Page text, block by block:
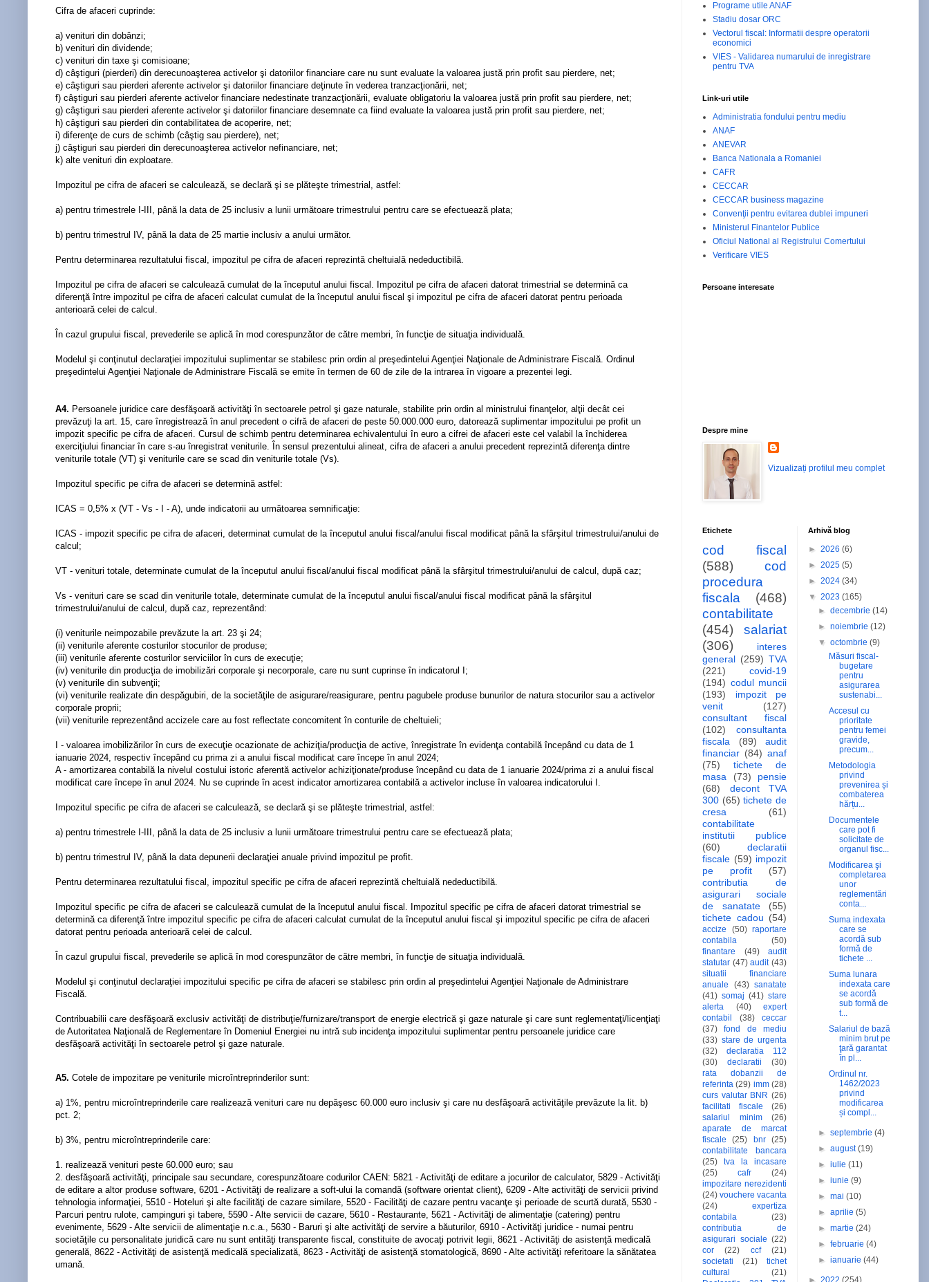
Cifra de afaceri cuprinde:
a) venituri din dobânzi;
b) venituri din dividende;
c) venituri din taxe şi comisioane;
d) câştiguri (pierderi) din derecunoaşterea activelor şi datoriilor financiare care nu sunt evaluate la valoarea justă prin profit sau pierdere, net;
e) câştiguri sau pierderi aferente activelor şi datoriilor financiare deţinute în vederea tranzacţionării, net;
f) câştiguri sau pierderi aferente activelor financiare nedestinate tranzacţionării, evaluate obligatoriu la valoarea justă prin profit sau pierdere, net;
g) câştiguri sau pierderi aferente activelor şi datoriilor financiare desemnate ca fiind evaluate la valoarea justă prin profit sau pierdere, net;
h) câştiguri sau pierderi din contabilitatea de acoperire, net;
i) diferenţe de curs de schimb (câştig sau pierdere), net;
j) câştiguri sau pierderi din derecunoaşterea activelor nefinanciare, net;
k) alte venituri din exploatare.
Impozitul pe cifra de afaceri se calculează, se declară şi se plăteşte trimestrial, astfel:
a) pentru trimestrele I-III, până la data de 25 inclusiv a lunii următoare trimestrului pentru care se efectuează plata;
b) pentru trimestrul IV, până la data de 25 martie inclusiv a anului următor.
Pentru determinarea rezultatului fiscal, impozitul pe cifra de afaceri reprezintă cheltuială nedeductibilă.
Impozitul pe cifra de afaceri se calculează cumulat de la începutul anului fiscal. Impozitul pe cifra de afaceri datorat trimestrial se determină ca
diferenţă între impozitul pe cifra de afaceri calculat cumulat de la începutul anului fiscal şi impozitul pe cifra de afaceri datorat pentru perioada
anterioară celei de calcul.
În cazul grupului fiscal, prevederile se aplică în mod corespunzător de către membri, în funcţie de situaţia individuală.
Modelul şi conţinutul declaraţiei impozitului suplimentar se stabilesc prin ordin al preşedintelui Agenţiei Naţionale de Administrare Fiscală. Ordinul
preşedintelui Agenţiei Naţionale de Administrare Fiscală se emite în termen de 60 de zile de la intrarea în vigoare a prezentei legi.
A4. Persoanele juridice care desfăşoară activităţi în sectoarele petrol şi gaze naturale, stabilite prin ordin al ministrului finanţelor, alţii decât cei
prevăzuţi la art. 15, care înregistrează în anul precedent o cifră de afaceri de peste 50.000.000 euro, datorează suplimentar impozitului pe profit un
impozit specific pe cifra de afaceri. Cursul de schimb pentru determinarea echivalentului în euro a cifrei de afaceri este cel valabil la închiderea
exerciţiului financiar în care s-au înregistrat veniturile. În sensul prezentului alineat, cifra de afaceri a anului precedent reprezintă diferenţa dintre
veniturile totale (VT) şi veniturile care se scad din veniturile totale (Vs).
Impozitul specific pe cifra de afaceri se determină astfel:
ICAS = 0,5% x (VT - Vs - I - A), unde indicatorii au următoarea semnificaţie:
ICAS - impozit specific pe cifra de afaceri, determinat cumulat de la începutul anului fiscal/anului fiscal modificat până la sfârşitul trimestrului/anului de
calcul;
VT - venituri totale, determinate cumulat de la începutul anului fiscal/anului fiscal modificat până la sfârşitul trimestrului/anului de calcul, după caz;
Vs - venituri care se scad din veniturile totale, determinate cumulat de la începutul anului fiscal/anului fiscal modificat până la sfârşitul
trimestrului/anului de calcul, după caz, reprezentând:
(i) veniturile neimpozabile prevăzute la art. 23 şi 24;
(ii) veniturile aferente costurilor stocurilor de produse;
(iii) veniturile aferente costurilor serviciilor în curs de execuţie;
(iv) veniturile din producţia de imobilizări corporale şi necorporale, care nu sunt cuprinse în indicatorul I;
(v) veniturile din subvenţii;
(vi) veniturile realizate din despăgubiri, de la societăţile de asigurare/reasigurare, pentru pagubele produse bunurilor de natura stocurilor sau a activelor
corporale proprii;
(vii) veniturile reprezentând accizele care au fost reflectate concomitent în conturile de cheltuieli;
I - valoarea imobilizărilor în curs de execuţie ocazionate de achiziţia/producţia de active, înregistrate în evidenţa contabilă începând cu data de 1
ianuarie 2024, respectiv începând cu prima zi a anului fiscal modificat care începe în anul 2024;
A - amortizarea contabilă la nivelul costului istoric aferentă activelor achiziţionate/produse începând cu data de 1 ianuarie 2024/prima zi a anului fiscal
modificat care începe în anul 2024. Nu se cuprinde în acest indicator amortizarea contabilă a activelor incluse în valoarea indicatorului I.
Impozitul specific pe cifra de afaceri se calculează, se declară şi se plăteşte trimestrial, astfel:
a) pentru trimestrele I-III, până la data de 25 inclusiv a lunii următoare trimestrului pentru care se efectuează plata;
b) pentru trimestrul IV, până la data depunerii declaraţiei anuale privind impozitul pe profit.
Pentru determinarea rezultatului fiscal, impozitul specific pe cifra de afaceri reprezintă cheltuială nedeductibilă.
Impozitul specific pe cifra de afaceri se calculează cumulat de la începutul anului fiscal. Impozitul specific pe cifra de afaceri datorat trimestrial se
determină ca diferenţă între impozitul specific pe cifra de afaceri calculat cumulat de la începutul anului fiscal şi impozitul specific pe cifra de afaceri
datorat pentru perioada anterioară celei de calcul.
În cazul grupului fiscal, prevederile se aplică în mod corespunzător de către membri, în funcţie de situaţia individuală.
Modelul şi conţinutul declaraţiei impozitului specific pe cifra de afaceri se stabilesc prin ordin al preşedintelui Agenţiei Naţionale de Administrare
Fiscală.
Contribuabilii care desfăşoară exclusiv activităţi de distribuţie/furnizare/transport de energie electrică şi gaze naturale şi care sunt reglementaţi/licenţiaţi
de Autoritatea Naţională de Reglementare în Domeniul Energiei nu intră sub incidenţa impozitului suplimentar pentru persoanele juridice care
desfăşoară activităţi în sectoarele petrol şi gaze naturale.
A5. Cotele de impozitare pe veniturile microîntreprinderilor sunt:
a) 1%, pentru microîntreprinderile care realizează venituri care nu depăşesc 60.000 euro inclusiv şi care nu desfăşoară activităţile prevăzute la lit. b)
pct. 2;
b) 3%, pentru microîntreprinderile care:
1. realizează venituri peste 60.000 euro; sau
2. desfăşoară activităţi, principale sau secundare, corespunzătoare codurilor CAEN: 5821 - Activităţi de editare a jocurilor de calculator, 5829 - Activităţi
de editare a altor produse software, 6201 - Activităţi de realizare a soft-ului la comandă (software orientat client), 6209 - Alte activităţi de servicii privind
tehnologia informaţiei, 5510 - Hoteluri şi alte facilităţi de cazare similare, 5520 - Facilităţi de cazare pentru vacanţe şi perioade de scurtă durată, 5530 -
Parcuri pentru rulote, campinguri şi tabere, 5590 - Alte servicii de cazare, 5610 - Restaurante, 5621 - Activităţi de alimentaţie (catering) pentru
evenimente, 5629 - Alte servicii de alimentaţie n.c.a., 5630 - Baruri şi alte activităţi de servire a băuturilor, 6910 - Activităţi juridice - numai pentru
societăţile cu personalitate juridică care nu sunt entităţi transparente fiscal, constituite de avocaţi potrivit legii, 8621 - Activităţi de asistenţă medicală
generală, 8622 - Activităţi de asistenţă medicală specializată, 8623 - Activităţi de asistenţă stomatologică, 8690 - Alte activităţi referitoare la sănătatea
umană.
Programe utile ANAF
Stadiu dosar ORC
Vectorul fiscal: Informatii despre operatorii
economici
VIES - Validarea numarului de inregistrare
pentru TVA
Link-uri utile
Administratia fondului pentru mediu
ANAF
ANEVAR
Banca Nationala a Romaniei
CAFR
CECCAR
CECCAR business magazine
Convenţii pentru evitarea dublei impuneri
Ministerul Finantelor Publice
Oficiul National al Registrului Comertului
Verificare VIES
Persoane interesate
Despre mine
Vizualizați profilul meu complet
Etichete
cod fiscal
(588)
cod
procedura
fiscala
(468)
contabilitate
(454)
salariat
(306)
interes
general (259) TVA
(221)
covid-19
(194) codul muncii
(193)
impozit pe
venit
(127)
consultant fiscal
(102)
consultanta
fiscala
(89)
audit
financiar (84) anaf
(75)
tichete de
masa
(73)
pensie
(68)
decont TVA
300 (65) tichete de
cresa
(61)
contabilitate
institutii publice
(60)
declaratii
fiscale (59) impozit
pe profit
(57)
contributia de
asigurari sociale
de sanatate
(55)
tichete cadou (54)
accize (50) raportare
contabila
(50)
finantare
(49)
audit
statutar (47) audit (43)
situatii financiare
anuale
(43) sanatate
(41) somaj (41) stare
alerta
(40)
expert
contabil
(38)
ceccar
(37)
fond de mediu
(33) stare de urgenta
(32)
declaratia 112
(30)
declaratii
(30)
rata dobanzii de
referinta (29) imm (28)
curs valutar BNR (26)
facilitati fiscale
(26)
salariul minim
(26)
aparate de marcat
fiscale
(25) bnr (25)
contabilitate bancara
(25)
tva la incasare
(25)
cafr
(24)
impozitare nerezidenti
(24) vouchere vacanta
(24)
expertiza
contabila
(23)
contributia de
asigurari sociale (22)
cor
(22) ccf
(21)
societati
(21)
tichet
cultural
(21)
Arhivă blog
► 2026 (6)
► 2025 (5)
► 2024 (34)
▼ 2023 (165)
►decembrie(14)
►noiembrie(12)
▼octombrie(9)
Măsuri fiscal-
bugetare
pentru
asigurarea
sustenabi...
Accesul cu
prioritate
pentru femei
gravide,
precum...
Metodologia
privind
prevenirea și
combaterea
hărțu...
Documentele
care pot fi
solicitate de
organul fisc...
Modificarea şi
completarea
unor
reglementări
conta...
Suma indexata
care se
acordă sub
formă de
tichete ...
Suma lunara
indexata care
se acordă
sub formă de
t...
Salariul de bază
minim brut pe
ţară garantat
în pl...
Ordinul nr.
1462/2023
privind
modificarea
și compl...
►septembrie(4)
►august(19)
►iulie(11)
►iunie(9)
►mai(10)
►aprilie(5)
►martie(24)
►februarie(4)
►ianuarie(44)